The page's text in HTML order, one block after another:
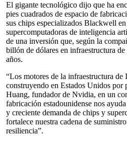
El gigante tecnológico dijo que ha
pies cuadrados de espacio de
sus chips especializados Blackwell en
supercomputadoras de inteligencia
de una inversión que, según la
billón de dólares en infraestructura
años.
“Los motores de la infraestructura de
construyendo en Estados Unidos por
Huang, fundador de Nvidia, en un
fabricación estadounidense nos
y creciente demanda de chips y
fortalece nuestra cadena de
resiliencia”.